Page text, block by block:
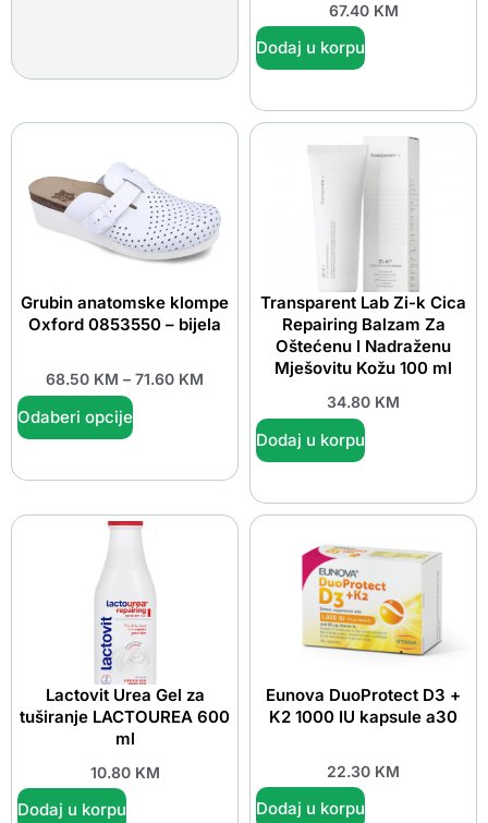
67.40 KM
Dodaj u korpu
Grubin anatomske klompe
Oxford 0853550 – bijela
68.50 KM – 71.60 KM
Odaberi opcije
Transparent Lab Zi-k Cica
Repairing Balzam Za
Oštećenu I Nadraženu
Mješovitu Kožu 100 ml
34.80 KM
Dodaj u korpu
Lactovit Urea Gel za
tuširanje LACTOUREA 600
ml
10.80 KM
Dodaj u korpu
Eunova DuoProtect D3 +
K2 1000 IU kapsule a30
22.30 KM
Dodaj u korpu